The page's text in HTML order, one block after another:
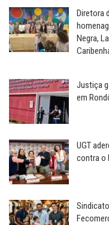
Diretora
Negra,
Justiça
em
UGT
contra o